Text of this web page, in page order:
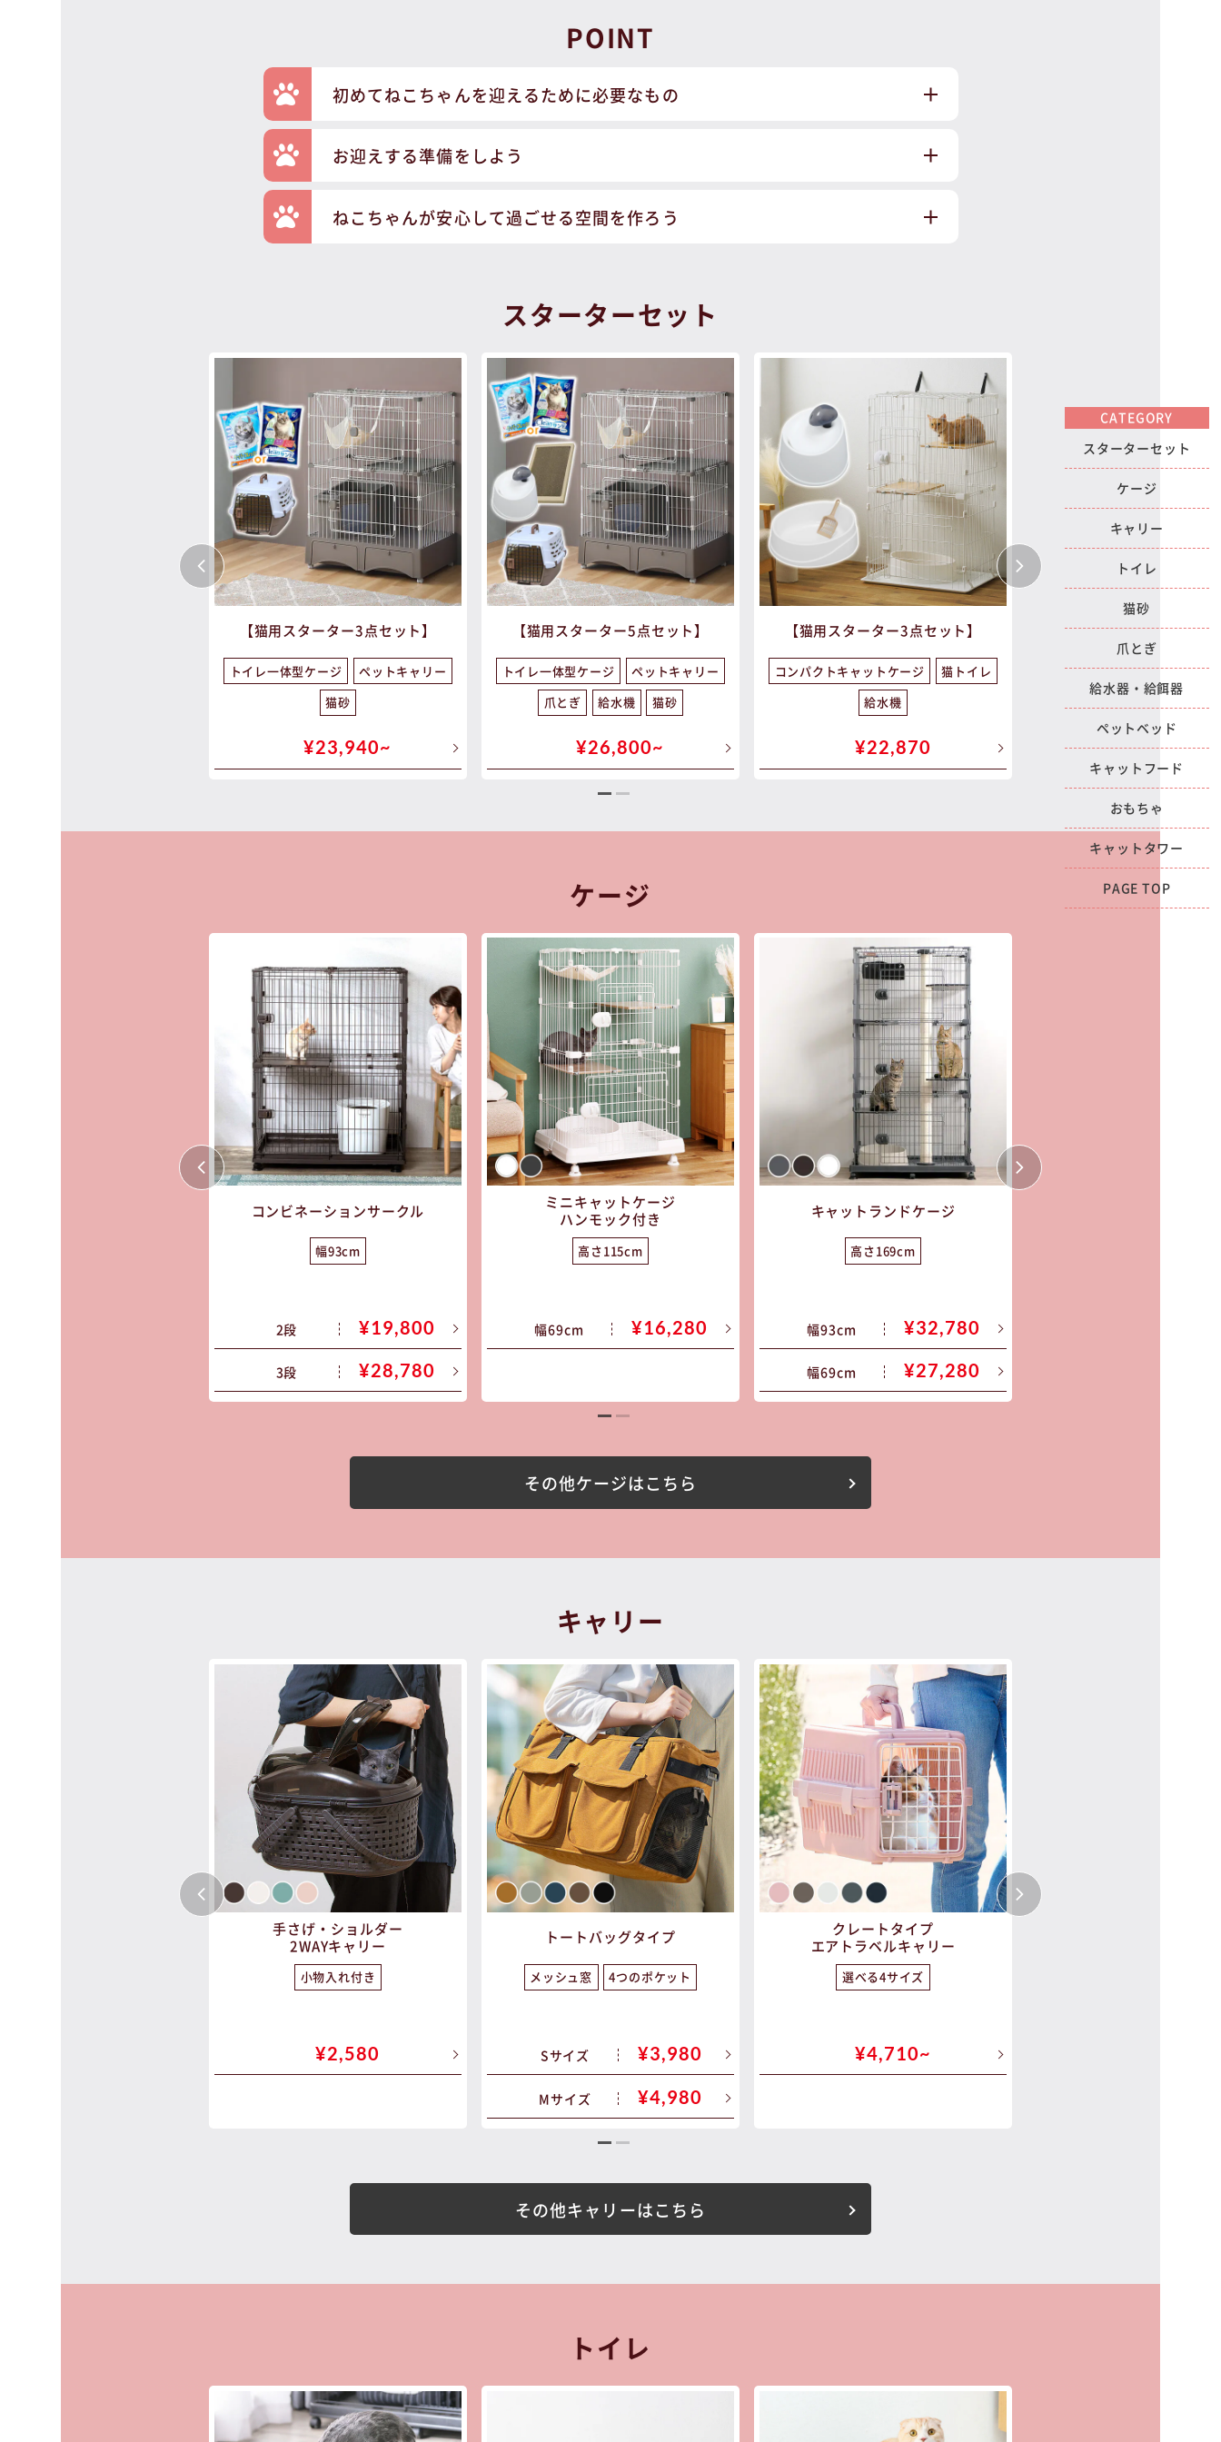
POINT
初めてねこちゃんを迎えるために必要なもの
お迎えする準備をしよう
ねこちゃんが安心して過ごせる空間を作ろう
スターターセット
【猫用スターター3点セット】
トイレ一体型ケージ
ペットキャリー
猫砂
¥23,940~
【猫用スターター5点セット】
トイレ一体型ケージ
ペットキャリー
爪とぎ
給水機 猫砂
¥26,800~
【猫用スターター3点セット】
コンパクトキャットケージ
猫トイレ
給水機
¥22,870
【猫用スターター5点セ
コンパクトキャットケージ
¥23,940~
ケージ
コンビネーションサークル
幅93cm
2段 ¥19,800
3段 ¥28,780
ミニキャットケージ
ハンモック付き
高さ115cm
幅69cm ¥16,280
キャットランドケージ
高さ169cm
幅93cm ¥32,780
幅69cm ¥27,280
その他ケージはこちら
キャリー
手さげ・ショルダー
2WAYキャリー
小物入れ付き
¥2,580
トートバッグタイプ
メッシュ窓 4つのポケット
Sサイズ ¥3,980
Mサイズ ¥4,980
クレートタイプ
エアトラベルキャリー
選べる4サイズ
¥4,710~
その他キャリーはこちら
トイレ
CATEGORY
スターターセット
ケージ
キャリー
トイレ
猫砂
爪とぎ
給水器・給餌器
ペットベッド
キャットフード
おもちゃ
キャットタワー
PAGE TOP
※ご確認ください
カートに入れる